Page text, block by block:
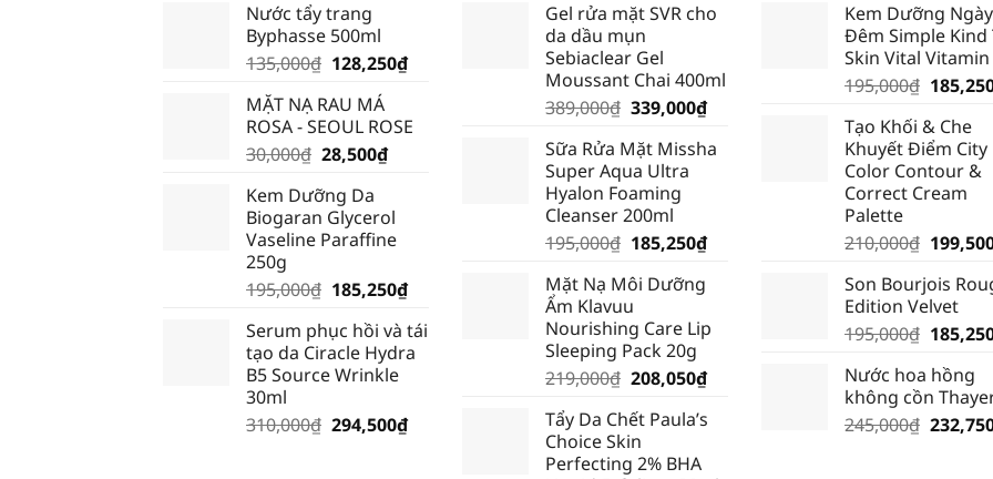
Nước tẩy trang
Byphasse 500ml
135,000₫ Giá
là:
135,000₫.
128,250₫Giá
là:
MẶT NẠ RAU MÁ
ROSA - SEOUL ROSE
30,000₫ Giá
là:
30,000₫.
28,500₫Giá
là:
28,500₫.
Kem Dưỡng Da
Biogaran Glycerol
Vaseline Paraffine
250g
195,000₫ Giá
là:
195,000₫.
185,250₫Giá
tại
là:
Serum phục hồi và tái
tạo da Ciracle Hydra
B5 Source Wrinkle
30ml
310,000₫ Giá
294,500₫Giá
Gel rửa mặt SVR cho
da dầu mụn
Sebiaclear Gel
Moussant Chai 400ml
389,000₫ Giá
là:
389,000₫.
339,000₫Giá
tại
Sữa Rửa Mặt Missha
Super Aqua Ultra
Hyalon Foaming
Cleanser 200ml
195,000₫ Giá
là:
195,000₫.
185,250₫Giá
185,250₫.
Mặt Nạ Môi Dưỡng
Ẩm Klavuu
Nourishing Care Lip
Sleeping Pack 20g
219,000₫ Giá
là:
219,000₫.
208,050₫Giá
tại
Tẩy Da Chết Paula’s
Choice Skin
Perfecting 2% BHA
Kem Dưỡng
Đêm Simple Kind
Skin Vital Vitamin
195,000₫ Giá
là:
Tạo Khối & Che
Khuyết Điểm City
Color Contour &
Correct Cream
Palette
210,000₫ Giá
là:
Son Bourjois
Edition Velvet
195,000₫ Giá
là:
Nước hoa hồng
không cồn
245,000₫ Giá